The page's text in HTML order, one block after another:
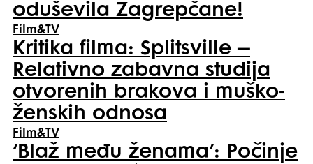
oduševila Zagrepčane!
Film&TV
Kritika filma: Splitsville –
Relativno zabavna studija
otvorenih brakova i muško-
ženskih odnosa
Film&TV
‘Blaž među ženama’: Počinje